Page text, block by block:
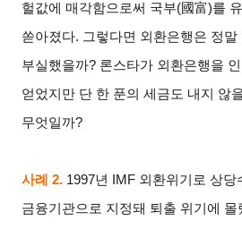
헐값에 매각함으로써 국부(國富)를
쏟아졌다. 그렇다면 외환은행은 정말
부실했을까? 론스타가 외환은행을
얻었지만 단 한 푼의 세금도 내지 않
무엇일까?
사례 2. 1997년 IMF 외환위기로 상당
금융기관으로 지정돼 퇴출 위기에